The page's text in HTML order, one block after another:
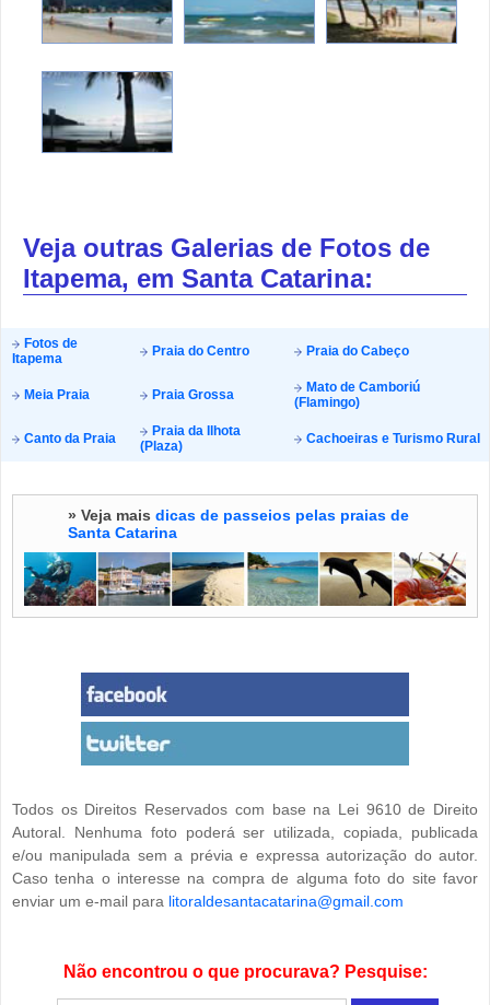
Veja outras Galerias de Fotos de
Itapema, em Santa Catarina:
Fotos de
Itapema
Praia do Centro Praia do Cabeço
Meia Praia Praia Grossa
Mato de Camboriú
(Flamingo)
Canto da Praia
Praia da Ilhota
(Plaza)
Cachoeiras e Turismo Rural
» Veja mais dicas de passeios pelas praias de
Santa Catarina
Todos os Direitos Reservados com base na Lei 9610 de Direito
Autoral. Nenhuma foto poderá ser utilizada, copiada, publicada
e/ou manipulada sem a prévia e expressa autorização do autor.
Caso tenha o interesse na compra de alguma foto do site favor
enviar um e-mail para litoraldesantacatarina@gmail.com
Não encontrou o que procurava? Pesquise: